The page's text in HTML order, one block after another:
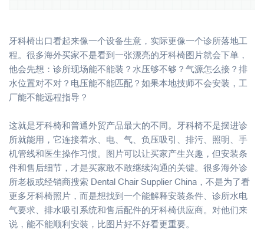
牙科椅出口看起来像一个设备生意，实际更像一个诊所落地工
程。很多海外买家不是看到一张漂亮的牙科椅图片就会下单，
他会先想：诊所现场能不能装？水压够不够？气源怎么接？排
水位置对不对？电压能不能匹配？如果本地技师不会安装，工
厂能不能远程指导？
这就是牙科椅和普通外贸产品最大的不同。牙科椅不是摆进诊
所就能用，它连接着水、电、气、负压吸引、排污、照明、手
机管线和医生操作习惯。图片可以让买家产生兴趣，但安装条
件和售后细节，才是买家敢不敢继续沟通的关键。很多海外诊
所老板或经销商搜索 Dental Chair Supplier China，不是为了看
更多牙科椅照片，而是想找到一个能解释安装条件、诊所水电
气要求、排水吸引系统和售后配件的牙科椅供应商。对他们来
说，能不能顺利安装，比图片好不好看更重要。